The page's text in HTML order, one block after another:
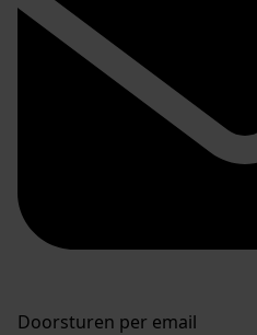
Doorsturen per email